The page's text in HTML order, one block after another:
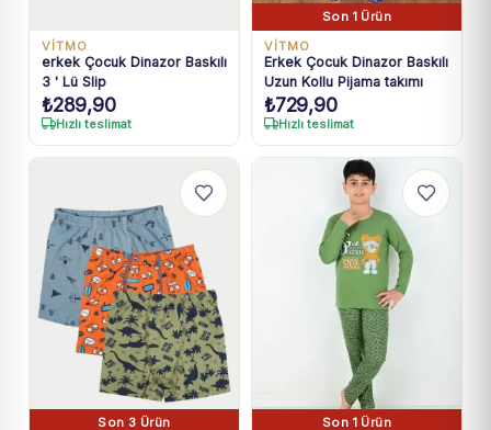
VİTMO
erkek Çocuk Dinazor Baskılı
3 ' Lü Slip
₺289,90
Hızlı teslimat
Son 1 Ürün
VİTMO
Erkek Çocuk Dinazor Baskılı
Uzun Kollu Pijama takımı
₺729,90
Hızlı teslimat
Son 3 Ürün
Son 1 Ürün